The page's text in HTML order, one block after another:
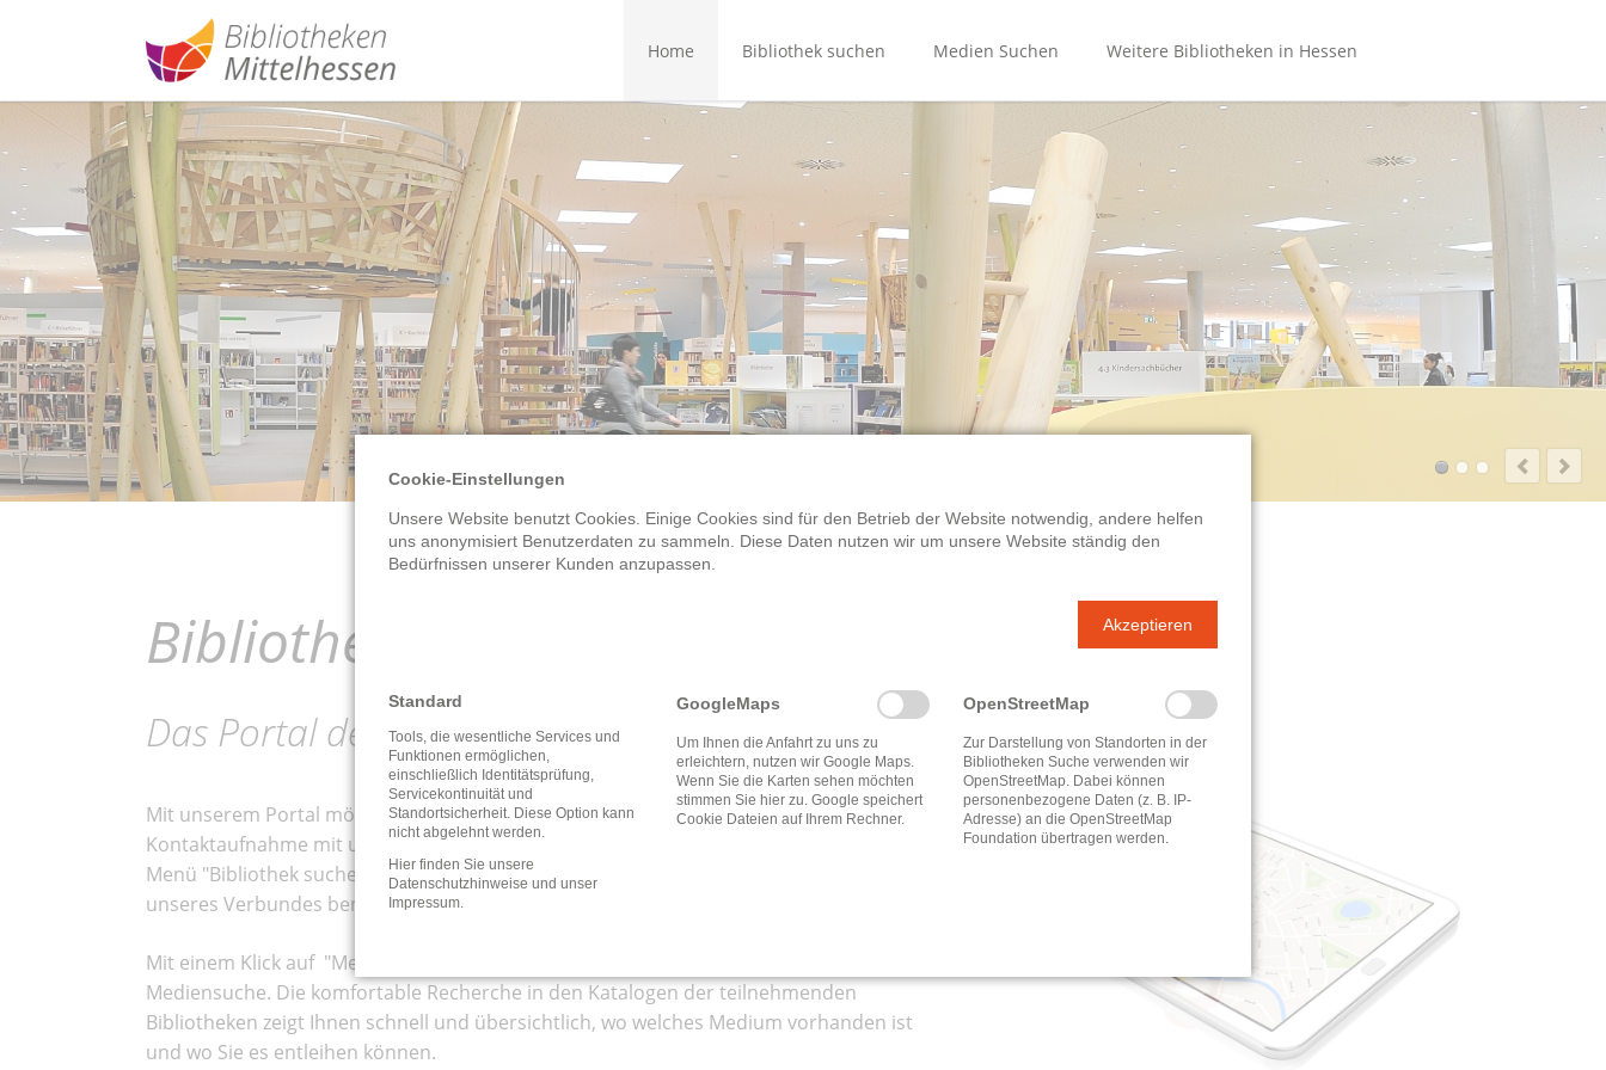
Home Bibliothek suchen Medien Suchen
Herborn
Imens-Verbund
Limburg
Marburg
Schotten
Weilburg
Wetzlar
Weitere Bibliotheken in Hessen
Bibliotheken Hessen (gesamt)
Bibliotheken Bergstraße
Bibliotheken Main-Kinzig
Bibliothek Rhein-Main
Bibliotheken Nordhessen
OnleiheVerbundHessen
Bibliotheken Mittelhessen
Das Portal der Öffentlichen Bibliotheken in Mittelhessen
Mit unserem Portal möchten wir Ihnen die Recherche in unseren Beständen und die
Kontaktaufnahme mit unseren Einrichtungen noch einfacher machen. Wählen Sie im
Menü "Bibliothek suchen", wenn Sie Informationen zu einer bestimmten Bibliothek
unseres Verbundes benötigen.
Mit einem Klick auf "Medien suchen" – gelangen Sie zu unserer gemeinsamen
Mediensuche. Die komfortable Recherche in den Katalogen der teilnehmenden
Bibliotheken zeigt Ihnen schnell und übersichtlich, wo welches Medium vorhanden ist
und wo Sie es entleihen können.
Cookie-Einstellungen
Unsere Website benutzt Cookies. Einige Cookies sind für den Betrieb der Website notwendig, andere helfen
uns anonymisiert Benutzerdaten zu sammeln. Diese Daten nutzen wir um unsere Website ständig den
Bedürfnissen unserer Kunden anzupassen.
Akzeptieren
Standard
Tools, die wesentliche Services und
Funktionen ermöglichen,
einschließlich Identitätsprüfung,
Servicekontinuität und
Standortsicherheit. Diese Option kann
nicht abgelehnt werden.
Hier finden Sie unsere
Datenschutzhinweise und unser
Impressum.
GoogleMaps
Um Ihnen die Anfahrt zu uns zu
erleichtern, nutzen wir Google Maps.
Wenn Sie die Karten sehen möchten
stimmen Sie hier zu. Google speichert
Cookie Dateien auf Ihrem Rechner.
OpenStreetMap
Zur Darstellung von Standorten in der
Bibliotheken Suche verwenden wir
OpenStreetMap. Dabei können
personenbezogene Daten (z. B. IP-
Adresse) an die OpenStreetMap
Foundation übertragen werden.